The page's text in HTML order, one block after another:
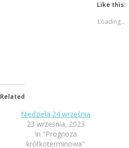
Like this:
Loading...
Related
Niedziela 24 września
23 września, 2023
In "Prognoza
krótkoterminowa"